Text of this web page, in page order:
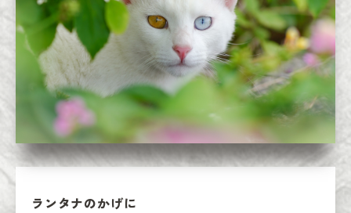
ランタナのかげに